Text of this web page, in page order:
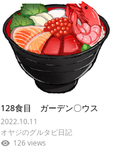
128食目 ガーデン〇ウス
2022.10.11
オヤジのグルタビ日記
126 views